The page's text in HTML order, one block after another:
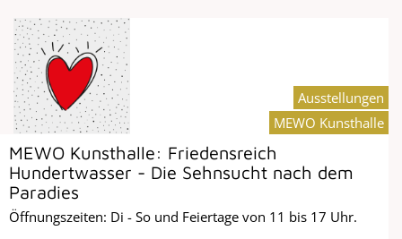
MEWO Kunsthalle: Friedensreich
Hundertwasser - Die Sehnsucht nach dem
Paradies
Öffnungszeiten: Di - So und Feiertage von 11 bis 17 Uhr.
Ausstellungen
MEWO Kunsthalle